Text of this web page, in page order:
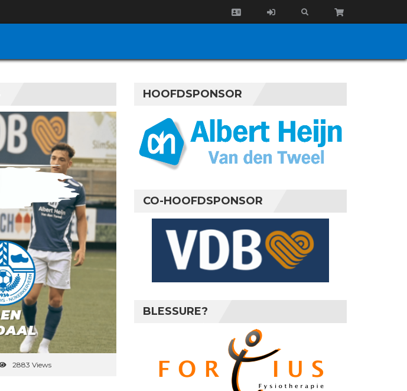
2883 Views
HOOFDSPONSOR
CO-HOOFDSPONSOR
BLESSURE?